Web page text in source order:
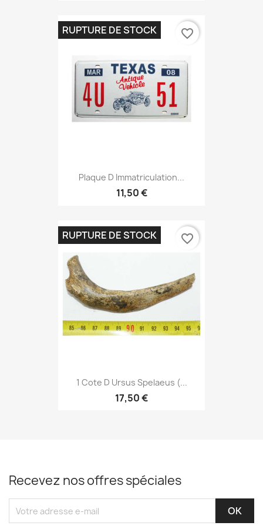
Plaque D Immatriculation...
11,50 €
RUPTURE DE STOCK favorite_border
1 Cote D Ursus Spelaeus (...
17,50 €
RUPTURE DE STOCK favorite_border
Recevez nos offres spéciales